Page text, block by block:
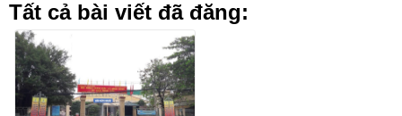
Tất cả bài viết đã đăng: